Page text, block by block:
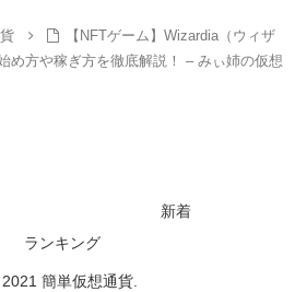
【NFTゲーム】Wizardia（ウィザ
め方や稼ぎ方を徹底解説！ – みぃ姉の仮想
新着
ランキング
簡単仮想通貨.